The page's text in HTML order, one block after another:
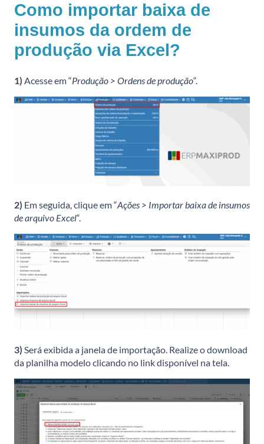
Como importar baixa de
insumos da ordem de
produção via Excel?
1) Acesse em “Produção > Ordens de produção“.
2) Em seguida, clique em “Ações > Importar baixa de insumos
de arquivo Excel“.
3) Será exibida a janela de importação. Realize o download
da planilha modelo clicando no link disponível na tela.